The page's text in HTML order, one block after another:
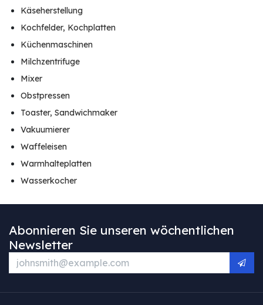
Käseherstellung
Kochfelder, Kochplatten
Küchenmaschinen
Milchzentrifuge
Mixer
Obstpressen
Toaster, Sandwichmaker
Vakuumierer
Waffeleisen
Warmhalteplatten
Wasserkocher
Abonnieren Sie unseren wöchentlichen
Newsletter